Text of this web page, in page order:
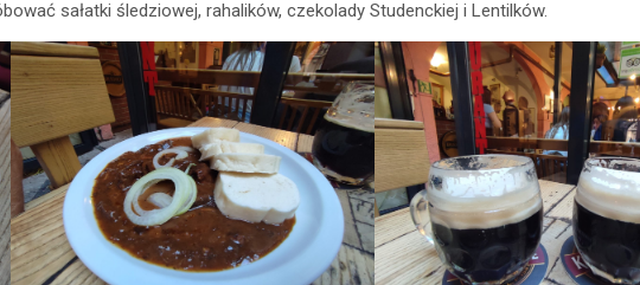
sałatki śledziowej, rahalików, czekolady Studenckiej i Lentilków.